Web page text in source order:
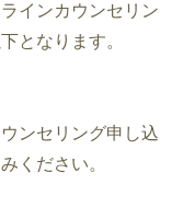
インカウンセリン
となります。
ンセリング申し込
ください。